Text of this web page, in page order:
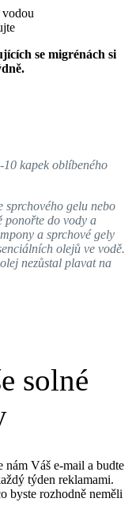
se migrénách si
kapek oblíbeného
sprchového gelu nebo
ponořte do vody a
a sprchové gely
olejů ve vodě.
nezůstal plavat na
solné
nám Váš e-mail a budte
týden reklamami.
byste rozhodně neměli